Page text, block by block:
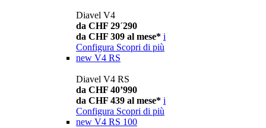
Diavel V4
da CHF 29´290
da CHF 309 al mese* i
Configura Scopri di più
new V4 RS
Diavel V4 RS
da CHF 40’990
da CHF 439 al mese* i
Configura Scopri di più
new V4 RS 100